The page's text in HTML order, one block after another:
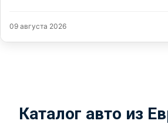
09 августа 2026
Каталог авто из